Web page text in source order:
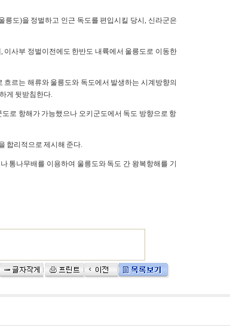
릉도)을 정벌하고 인근 독도를 편입시킬 당시, 신라군은
이사부 정벌이전에도 한반도 내륙에서 울릉도로 이동한
르는 해류와 울릉도와 독도에서 발생하는 시계방향의
게 뒷받침한다.
로 항해가 가능했으나 오키군도에서 독도 방향으로 항
합리적으로 제시해 준다.
통나무배를 이용하여 울릉도와 독도 간 왕복항해를 기